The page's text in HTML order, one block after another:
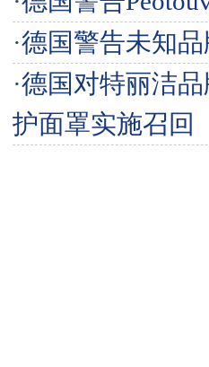
·德国警告未知
·德国对特丽洁
护面罩实施召回